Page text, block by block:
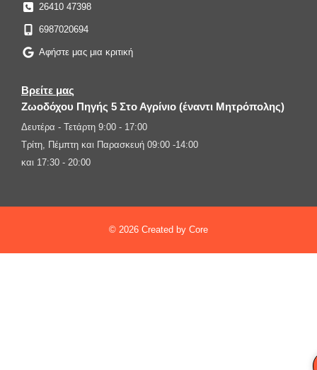
26410 47398
6987020694
Αφήστε μας μια κριτική
Βρείτε μας
Ζωοδόχου Πηγής 5 Στο Αγρίνιο (έναντι Μητρόπολης)
Δευτέρα - Τετάρτη 9:00 - 17:00
Τρίτη, Πέμπτη και Παρασκευή 09:00 -14:00
και 17:30 - 20:00
© 2026 Created by Core